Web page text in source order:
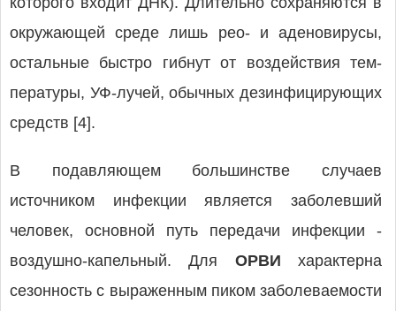
окружающей среде лишь рео- и аденовирусы,
остальные быстро гибнут от воздействия тем­
пературы, УФ-лучей, обычных дезинфицирующих
средств [4].
В подавляющем большинстве случаев
источником инфекции является заболевший
человек, основной путь передачи инфекции -
воздушно-капельный. Для ОРВИ характерна
сезонность с выраженным пиком заболеваемости